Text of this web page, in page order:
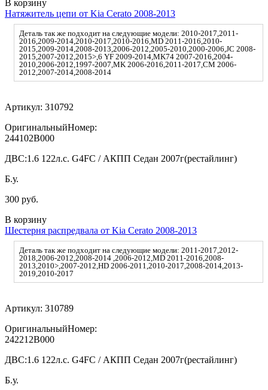
В корзину
Натяжитель цепи от Kia Cerato 2008-2013
Деталь так же подходит на следующие модели: 2010-2017,2011-
2016,2009-2014,2010-2017,2010-2016,MD 2011-2016,2010-
2015,2009-2014,2008-2013,2006-2012,2005-2010,2000-2006,JC 2008-
2015,2007-2012,2015>,6 YF 2009-2014,MK74 2007-2016,2004-
2010,2006-2012,1997-2007,MK 2006-2016,2011-2017,CM 2006-
2012,2007-2014,2008-2014
Артикул: 310792
ОригинальныйНомер:
244102B000
ДВС:1.6 122л.с. G4FC / АКПП Седан 2007г(рестайлинг)
Б.у.
300 руб.
В корзину
Шестерня распредвала от Kia Cerato 2008-2013
Деталь так же подходит на следующие модели: 2011-2017,2012-
2018,2006-2012,2008-2014 ,2006-2012,MD 2011-2016,2008-
2013,2010>,2007-2012,HD 2006-2011,2010-2017,2008-2014,2013-
2019,2010-2017
Артикул: 310789
ОригинальныйНомер:
242212B000
ДВС:1.6 122л.с. G4FC / АКПП Седан 2007г(рестайлинг)
Б.у.